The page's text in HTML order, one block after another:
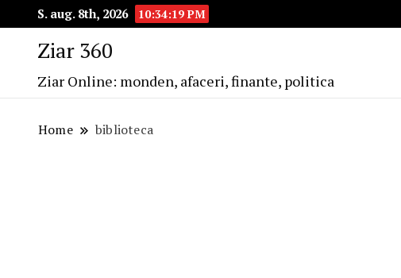
S. aug. 8th, 2026 10:34:20 PM
Ziar 360
Ziar Online: monden, afaceri, finante, politica
Home biblioteca